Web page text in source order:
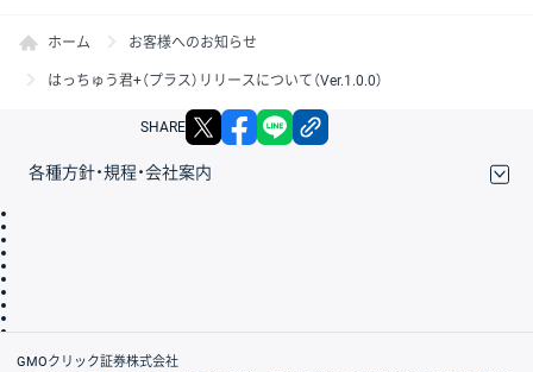
ホーム お客様へのお知らせ
はっちゅう君+（プラス）リリースについて（Ver.1.0.0）
SHARE X facebook
各種方針・規程・会社案内
会社案内
GMOクリック証券株式会社